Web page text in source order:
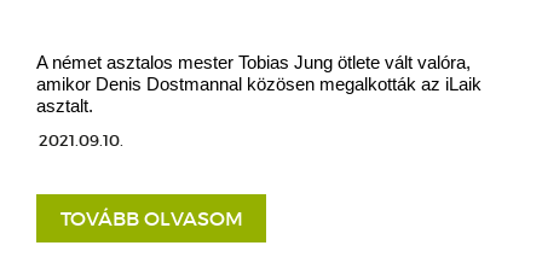
A német asztalos mester Tobias Jung ötlete vált valóra,
amikor Denis Dostmannal közösen megalkották az iLaik
asztalt.
2021.09.10.
TOVÁBB OLVASOM